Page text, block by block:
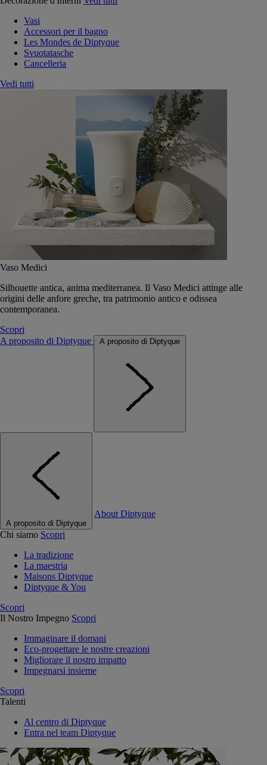
Vasi
Accessori per il bagno
Les Mondes de Diptyque
Svuotatasche
Cancelleria
Vedi tutti
Vaso Medici
Silhouette antica, anima mediterranea. Il Vaso Medici attinge alle
origini delle anfore greche, tra patrimonio antico e odissea
contemporanea.
Scopri
A proposito di Diptyque
A proposito di Diptyque
A proposito di Diptyque
About Diptyque
Chi siamo Scopri
La tradizione
La maestria
Maisons Diptyque
Diptyque & You
Scopri
Il Nostro Impegno Scopri
Immaginare il domani
Eco-progettare le nostre creazioni
Migliorare il nostro impatto
Impegnarsi insieme
Scopri
Talenti
Al centro di Diptyque
Entra nel team Diptyque